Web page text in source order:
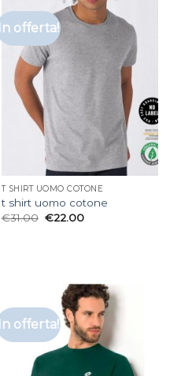
In offerta!
T SHIRT UOMO COTONE
t shirt uomo cotone
€31.00 €22.00
In offerta!